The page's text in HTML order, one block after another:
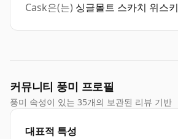
Cask은(는) 싱글몰트 스카치 위스키
커뮤니티 풍미 프로필
풍미 속성이 있는 35개의 보관된 리뷰 기반
대표적 특성